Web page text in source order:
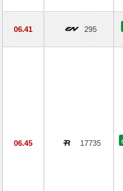
06.41 295
06.45 17735